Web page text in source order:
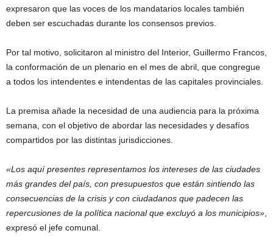
expresaron que las voces de los mandatarios locales también
deben ser escuchadas durante los consensos previos.
Por tal motivo, solicitaron al ministro del Interior, Guillermo Francos,
la conformación de un plenario en el mes de abril, que congregue
a todos los intendentes e intendentas de las capitales provinciales.
La premisa añade la necesidad de una audiencia para la próxima
semana, con el objetivo de abordar las necesidades y desafíos
compartidos por las distintas jurisdicciones.
«Los aquí presentes representamos los intereses de las ciudades
más grandes del país, con presupuestos que están sintiendo las
consecuencias de la crisis y con ciudadanos que padecen las
repercusiones de la política nacional que excluyó a los municipios»,
expresó el jefe comunal.